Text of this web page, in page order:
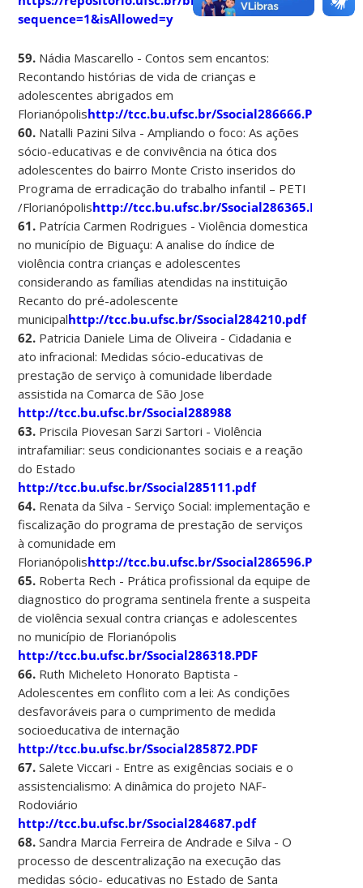
sequence=1&isAllowed=y
59. Nádia Mascarello - Contos sem encantos:
Recontando histórias de vida de crianças e
adolescentes abrigados em
Florianópolishttp://tcc.bu.ufsc.br/Ssocial286666.PDF
60. Natalli Pazini Silva - Ampliando o foco: As ações
sócio-educativas e de convivência na ótica dos
adolescentes do bairro Monte Cristo inseridos do
Programa de erradicação do trabalho infantil – PETI
/Florianópolishttp://tcc.bu.ufsc.br/Ssocial286365.PDF
61. Patrícia Carmen Rodrigues - Violência domestica
no município de Biguaçu: A analise do índice de
violência contra crianças e adolescentes
considerando as famílias atendidas na instituição
Recanto do pré-adolescente
municipalhttp://tcc.bu.ufsc.br/Ssocial284210.pdf
62. Patricia Daniele Lima de Oliveira - Cidadania e
ato infracional: Medidas sócio-educativas de
prestação de serviço à comunidade liberdade
assistida na Comarca de São Jose
http://tcc.bu.ufsc.br/Ssocial288988
63. Priscila Piovesan Sarzi Sartori - Violência
intrafamiliar: seus condicionantes sociais e a reação
do Estado
http://tcc.bu.ufsc.br/Ssocial285111.pdf
64. Renata da Silva - Serviço Social: implementação e
fiscalização do programa de prestação de serviços
à comunidade em
Florianópolishttp://tcc.bu.ufsc.br/Ssocial286596.PDF
65. Roberta Rech - Prática profissional da equipe de
diagnostico do programa sentinela frente a suspeita
de violência sexual contra crianças e adolescentes
no município de Florianópolis
http://tcc.bu.ufsc.br/Ssocial286318.PDF
66. Ruth Micheleto Honorato Baptista -
Adolescentes em conflito com a lei: As condições
desfavoráveis para o cumprimento de medida
socioeducativa de internação
http://tcc.bu.ufsc.br/Ssocial285872.PDF
67. Salete Viccari - Entre as exigências sociais e o
assistencialismo: A dinâmica do projeto NAF-
Rodoviário
http://tcc.bu.ufsc.br/Ssocial284687.pdf
68. Sandra Marcia Ferreira de Andrade e Silva - O
processo de descentralização na execução das
medidas sócio- educativas no Estado de Santa